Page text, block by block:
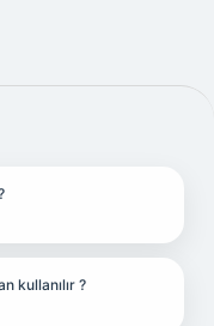
kullanılır ?